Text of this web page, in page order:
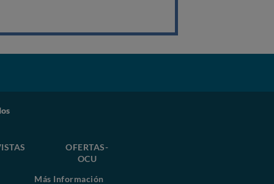
OFERTAS-
OCU
Más Información